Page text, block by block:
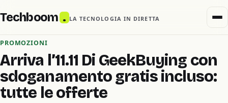
Techboom . LA TECNOLOGIA IN DIRETTA
PROMOZIONI
Arriva l’11.11 Di GeekBuying con
sdoganamento gratis incluso:
tutte le offerte